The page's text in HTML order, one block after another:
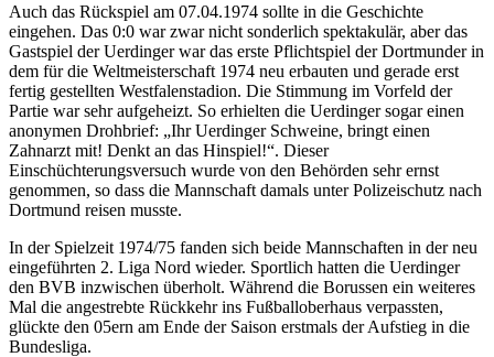
Auch das Rückspiel am 07.04.1974 sollte in die Geschichte
eingehen. Das 0:0 war zwar nicht sonderlich spektakulär, aber das
Gastspiel der Uerdinger war das erste Pflichtspiel der Dortmunder in
dem für die Weltmeisterschaft 1974 neu erbauten und gerade erst
fertig gestellten Westfalenstadion. Die Stimmung im Vorfeld der
Partie war sehr aufgeheizt. So erhielten die Uerdinger sogar einen
anonymen Drohbrief: „Ihr Uerdinger Schweine, bringt einen
Zahnarzt mit! Denkt an das Hinspiel!“. Dieser
Einschüchterungsversuch wurde von den Behörden sehr ernst
genommen, so dass die Mannschaft damals unter Polizeischutz nach
Dortmund reisen musste.
In der Spielzeit 1974/75 fanden sich beide Mannschaften in der neu
eingeführten 2. Liga Nord wieder. Sportlich hatten die Uerdinger
den BVB inzwischen überholt. Während die Borussen ein weiteres
Mal die angestrebte Rückkehr ins Fußballoberhaus verpassten,
glückte den 05ern am Ende der Saison erstmals der Aufstieg in die
Bundesliga.